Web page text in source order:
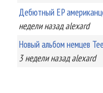
Дебютный EP
неделиназад alexard
Новый альбом немцев
3 неделиназад alexard